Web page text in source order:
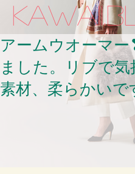
アームウオーマー
ました。リブで気
素材、柔らかいで